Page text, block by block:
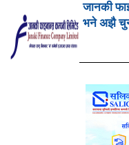
जानकी
भने अझै